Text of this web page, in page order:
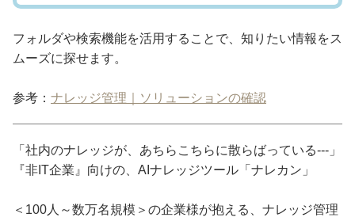
フォルダや検索機能を活用することで、知りたい情報をス
ムーズに探せます。
参考： ナレッジ管理｜ソリューションの確認
「社内のナレッジが、あちらこちらに散らばっている---」
『非IT企業』向けの、AIナレッジツール「ナレカン」
＜100人～数万名規模＞の企業様が抱える、ナレッジ管理